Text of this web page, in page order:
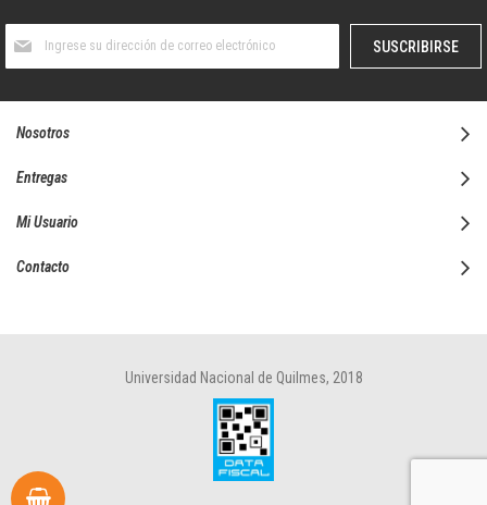
boletín
SUSCRIBIRSE
Nosotros
Entregas
Mi Usuario
Contacto
Universidad Nacional de Quilmes, 2018